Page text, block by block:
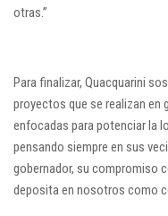
otras.”
Para finalizar, Quacquarini
proyectos que se realizan
enfocadas para potenciar la
pensando siempre en sus
gobernador, su compromiso
deposita en nosotros como